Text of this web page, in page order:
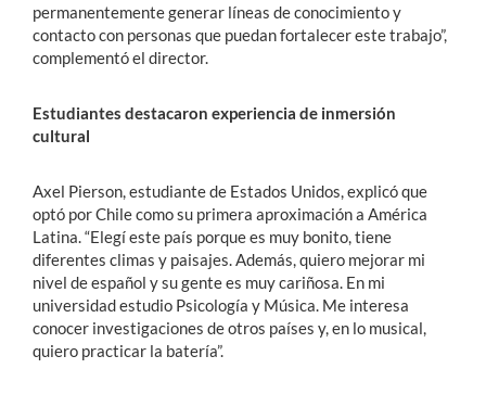
permanentemente generar líneas de conocimiento y
contacto con personas que puedan fortalecer este trabajo”,
complementó el director.
Estudiantes destacaron experiencia de inmersión
cultural
Axel Pierson, estudiante de Estados Unidos, explicó que
optó por Chile como su primera aproximación a América
Latina. “Elegí este país porque es muy bonito, tiene
diferentes climas y paisajes. Además, quiero mejorar mi
nivel de español y su gente es muy cariñosa. En mi
universidad estudio Psicología y Música. Me interesa
conocer investigaciones de otros países y, en lo musical,
quiero practicar la batería”.